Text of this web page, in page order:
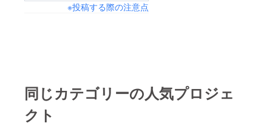
※投稿する際の注意点
同じカテゴリーの人気プロジェ
クト